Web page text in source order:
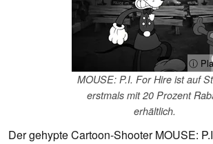
ⓘ
MOUSE: P.I. For Hire ist auf
erstmals mit 20 Prozent
erhältlich.
Der gehypte Cartoon-Shooter MOUSE: